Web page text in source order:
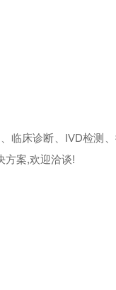
床诊断、IVD检测、
方案,欢迎洽谈!